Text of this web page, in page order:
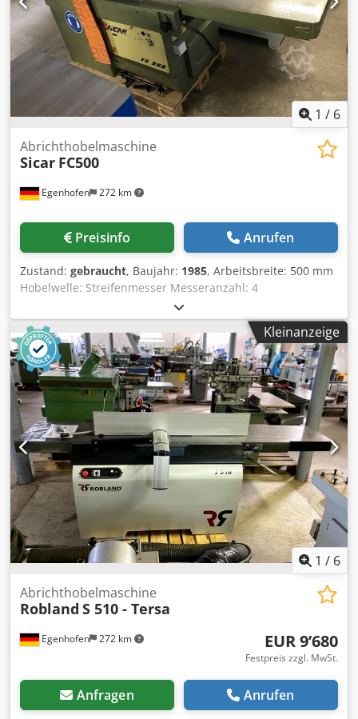
1 / 6
Egenhofen 272 km
Abrichthobelmaschine
Sicar FC500
Preisinfo Anrufen
Zustand: gebraucht, Baujahr: 1985, Arbeitsbreite: 500 mm
Hobelwelle: Streifenmesser Messeranzahl: 4
Abrichttischlänge: 2700 mm Verstellung Abrichttisch:
Hebel Anzeige Spahnabnahme: Scala Abrichtanschlag
Winkel verstellbar: Ja Motorleistung: 4 kW Motorbremse: Ja,
automatisch Maschinenlänge: 2800 mm Maschinebreite:
1000mm Dcodpfx Aom H Uxrjcyek Gewicht: 1050 kg
Kleinanzeige
1 / 6
Egenhofen 272 km
Abrichthobelmaschine
Robland S 510 - Tersa
EUR 9’680
Festpreis zzgl. MwSt.
Anfragen Anrufen